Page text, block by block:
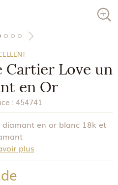
-
Cartier Love un
en Or
: 454741
en or blanc 18k et
plus